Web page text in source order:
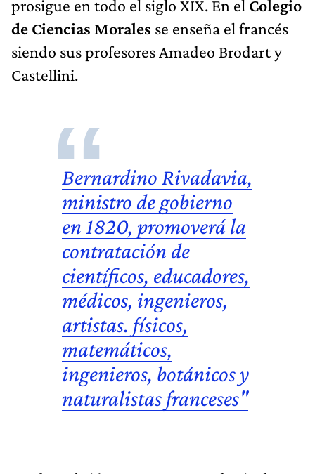
prosigue en todo el siglo XIX. En el Colegio
de Ciencias Morales se enseña el francés
siendo sus profesores Amadeo Brodart y
Castellini.
Bernardino Rivadavia,
ministro de gobierno
en 1820, promoverá la
contratación de
científicos, educadores,
médicos, ingenieros,
artistas. físicos,
matemáticos,
ingenieros, botánicos y
naturalistas franceses"